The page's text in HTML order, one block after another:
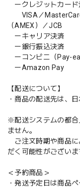
ークレジットカード
VISA／MasterCard
（AMEX）／JCB
ーキャリア決済
ー銀行振込決済
ーコンビニ（Pay-
ーAmazon Pay
【配送について】
・商品の配送先は、
※配送システムの都合
ません。
ご注文時期や商品に
だく可能性がございま
＜予約商品＞
・発送予定日は商品